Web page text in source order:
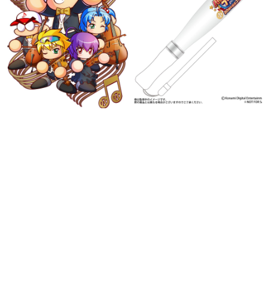
日本モバイルゲーム産業史
日本のモバイルゲーム史における主要なトピック・タイト
ルを網羅するほか、開発者へのインタビューや識者による
解説を掲載。約20年の歴史が一望できる決定版！
若ゲのいたり〜ゲームクリエイターの青春〜
『うつヌケ』『ペンと箸』等で知られるマンガ家・田中圭
一先生によるゲーム業界レポートマンガです。
なんでゲームは面白い？